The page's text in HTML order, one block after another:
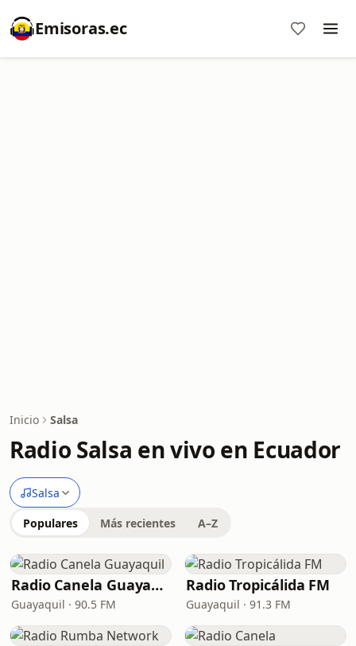
Emisoras.ec
Inicio Salsa
Radio Salsa en vivo en Ecuador
Salsa
Populares Más recientes A–Z
Radio Canela Guayaquil
Guayaquil · 90.5 FM
Radio Tropicálida FM
Guayaquil · 91.3 FM